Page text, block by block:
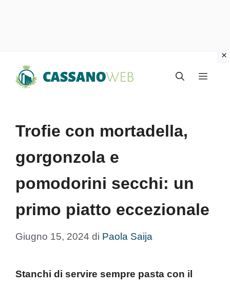
Menu
Trofie con mortadella,
gorgonzola e
pomodorini secchi: un
primo piatto eccezionale
Giugno 15, 2024 di Paola Saija
Stanchi di servire sempre pasta con il